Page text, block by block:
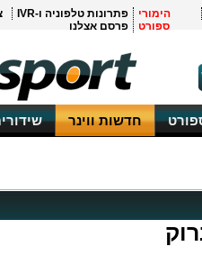
הימורי
ספורט
פתרונות טלפוניה ו-IVR
פרסם אצלנו
חדשות ווינר